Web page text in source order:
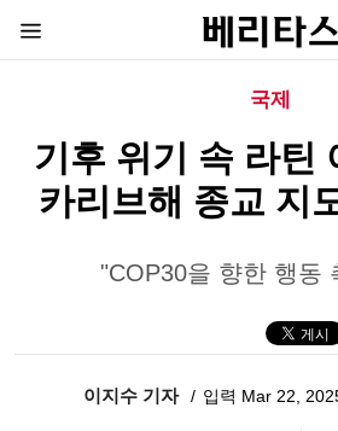
국제
기후 위기 속 라틴
카리브해 종교 지
"COP30을 향한 행동
이지수 기자 입력 Mar 22,